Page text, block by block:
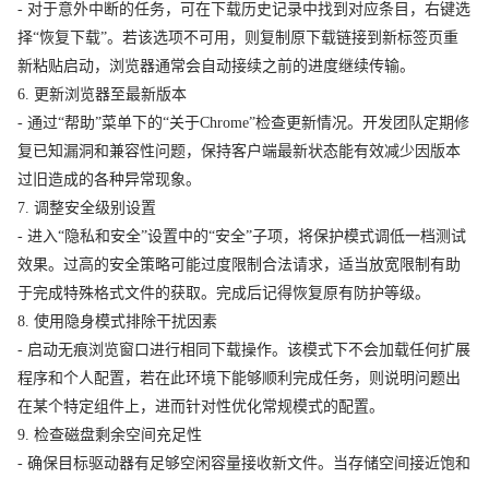
- 对于意外中断的任务，可在下载历史记录中找到对应条目，右键选
择“恢复下载”。若该选项不可用，则复制原下载链接到新标签页重
新粘贴启动，浏览器通常会自动接续之前的进度继续传输。
6. 更新浏览器至最新版本
- 通过“帮助”菜单下的“关于Chrome”检查更新情况。开发团队定期修
复已知漏洞和兼容性问题，保持客户端最新状态能有效减少因版本
过旧造成的各种异常现象。
7. 调整安全级别设置
- 进入“隐私和安全”设置中的“安全”子项，将保护模式调低一档测试
效果。过高的安全策略可能过度限制合法请求，适当放宽限制有助
于完成特殊格式文件的获取。完成后记得恢复原有防护等级。
8. 使用隐身模式排除干扰因素
- 启动无痕浏览窗口进行相同下载操作。该模式下不会加载任何扩展
程序和个人配置，若在此环境下能够顺利完成任务，则说明问题出
在某个特定组件上，进而针对性优化常规模式的配置。
9. 检查磁盘剩余空间充足性
- 确保目标驱动器有足够空闲容量接收新文件。当存储空间接近饱和